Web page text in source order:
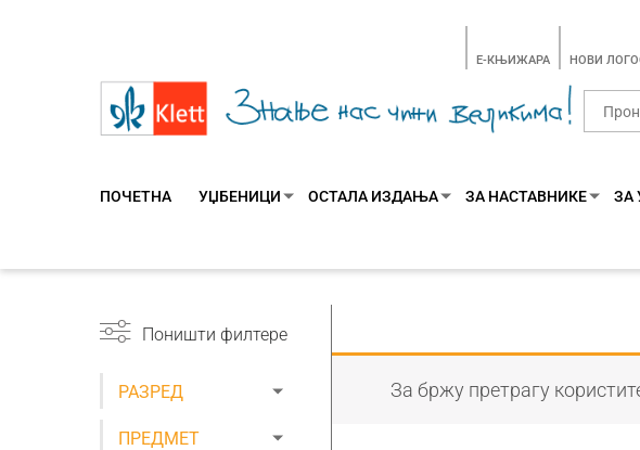
E-КЊИЖАРА НОВИ
ПОЧЕТНА УЏБЕНИЦИ ОСТАЛА ИЗДАЊА ЗА НАСТАВНИКЕ ЗА
Поништи филтере
РАЗРЕД
ПРЕДМЕТ
За бржу претрагу